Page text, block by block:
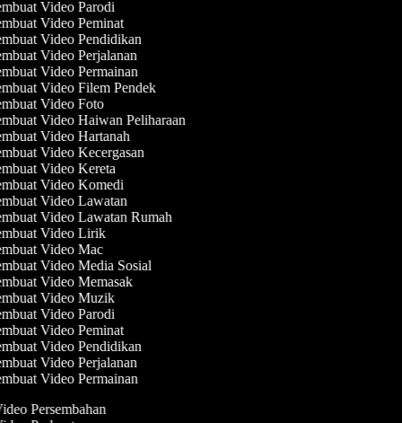
Video Parodi
Video Peminat
Video Pendidikan
Video Perjalanan
Video Permainan
Video Filem Pendek
Video Foto
Video Haiwan Peliharaan
Video Hartanah
Video Kecergasan
Video Kereta
Video Komedi
Video Lawatan
Video Lawatan Rumah
Video Lirik
Video Mac
Video Media Sosial
Video Memasak
Video Muzik
Video Parodi
Video Peminat
Video Pendidikan
Video Perjalanan
Video Permainan
Persembahan